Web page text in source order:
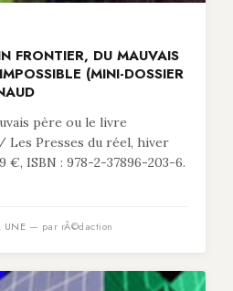
FRONTIER, DU MAUVAIS
(MINI-DOSSIER
père ou le livre
Les Presses du réel, hiver
€, ISBN : 978-2-37896-203-6.
, UNE — par rÃ©daction